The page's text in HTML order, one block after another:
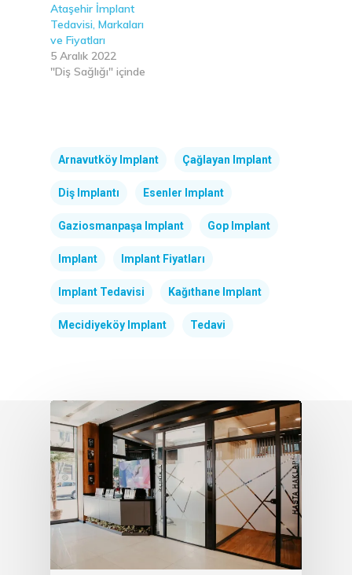
Ataşehir İmplant
Tedavisi, Markaları
ve Fiyatları
5 Aralık 2022
"Diş Sağlığı" içinde
Arnavutköy Implant Çağlayan Implant
Diş Implantı Esenler Implant
Gaziosmanpaşa Implant Gop Implant
Implant Implant Fiyatları
Implant Tedavisi Kağıthane Implant
Mecidiyeköy Implant Tedavi